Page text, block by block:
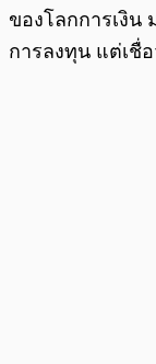
ของโลกการเงิน
การลงทุน แต่เชื่